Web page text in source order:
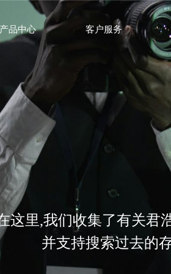
产品中心 客户服务
这里,我们收集了有关君
并支持搜索过去的